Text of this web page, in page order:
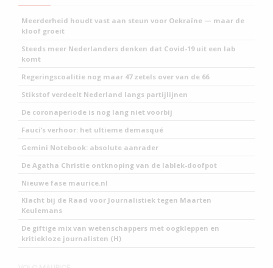
Meerderheid houdt vast aan steun voor Oekraïne — maar de
kloof groeit
Steeds meer Nederlanders denken dat Covid-19 uit een lab
komt
Regeringscoalitie nog maar 47 zetels over van de 66
Stikstof verdeelt Nederland langs partijlijnen
De coronaperiode is nog lang niet voorbij
Fauci’s verhoor: het ultieme demasqué
Gemini Notebook: absolute aanrader
De Agatha Christie ontknoping van de lablek-doofpot
Nieuwe fase maurice.nl
Klacht bij de Raad voor Journalistiek tegen Maarten
Keulemans
De giftige mix van wetenschappers met oogkleppen en
kritiekloze journalisten (H)